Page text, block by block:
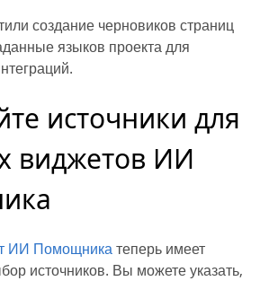
создание черновиков страниц
языков проекта для
источники для
виджетов ИИ
ИИ Помощникатеперь имеет
источников. Вы можете указать,